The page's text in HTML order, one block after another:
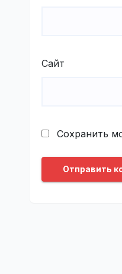
Сайт
Сохранить